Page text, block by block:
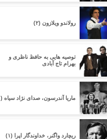
رولاندو ویلازون (۲)
توصیه هایی به حافظ ناظری و
بهرام تاج آبادی
ماریا آندرسون، صدای نژاد سیاه (۱)
ریچارد واگنر، خداوندگار اپرا (۱)